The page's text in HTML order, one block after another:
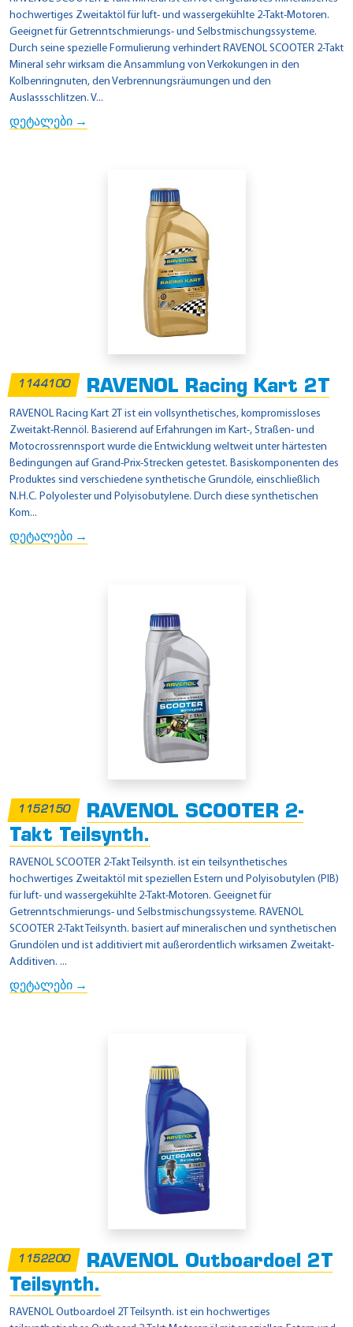
hochwertiges Zweitaktöl für luft- und wassergekühlte 2-Takt-Motoren.
Geeignet für Getrenntschmierungs- und Selbstmischungssysteme.
Durch seine spezielle Formulierung verhindert RAVENOL SCOOTER 2-Takt
Mineral sehr wirksam die Ansammlung von Verkokungen in den
Kolbenringnuten, den Verbrennungsräumungen und den
Auslassschlitzen. V...
დეტალები →
1144100 RAVENOL Racing Kart 2T
RAVENOL Racing Kart 2T ist ein vollsynthetisches, kompromissloses
Zweitakt-Rennöl. Basierend auf Erfahrungen im Kart-, Straßen- und
Motocrossrennsport wurde die Entwicklung weltweit unter härtesten
Bedingungen auf Grand-Prix-Strecken getestet. Basiskomponenten des
Produktes sind verschiedene synthetische Grundöle, einschließlich
N.H.C. Polyolester und Polyisobutylene. Durch diese synthetischen
Kom...
დეტალები →
1152150
RAVENOL SCOOTER 2-
Takt Teilsynth.
RAVENOL SCOOTER 2-Takt Teilsynth. ist ein teilsynthetisches
hochwertiges Zweitaktöl mit speziellen Estern und Polyisobutylen (PIB)
für luft- und wassergekühlte 2-Takt-Motoren. Geeignet für
Getrenntschmierungs- und Selbstmischungssysteme. RAVENOL
SCOOTER 2-Takt Teilsynth. basiert auf mineralischen und synthetischen
Grundölen und ist additiviert mit außerordentlich wirksamen Zweitakt-
Additiven. ...
დეტალები →
1152200
RAVENOL Outboardoel 2T
Teilsynth.
RAVENOL Outboardoel 2T Teilsynth. ist ein hochwertiges